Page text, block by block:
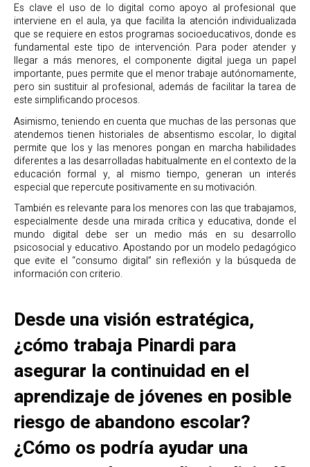
Es clave el uso de lo digital como apoyo al profesional que
interviene en el aula, ya que facilita la atención individualizada
que se requiere en estos programas socioeducativos, donde es
fundamental este tipo de intervención. Para poder atender y
llegar a más menores, el componente digital juega un papel
importante, pues permite que el menor trabaje autónomamente,
pero sin sustituir al profesional, además de facilitar la tarea de
este simplificando procesos.
Asimismo, teniendo en cuenta que muchas de las personas que
atendemos tienen historiales de absentismo escolar, lo digital
permite que los y las menores pongan en marcha habilidades
diferentes a las desarrolladas habitualmente en el contexto de la
educación formal y, al mismo tiempo, generan un interés
especial que repercute positivamente en su motivación.
También es relevante para los menores con las que trabajamos,
especialmente desde una mirada crítica y educativa, donde el
mundo digital debe ser un medio más en su desarrollo
psicosocial y educativo. Apostando por un modelo pedagógico
que evite el “consumo digital” sin reflexión y la búsqueda de
información con criterio.
Desde una visión estratégica,
¿cómo trabaja Pinardi para
asegurar la continuidad en el
aprendizaje de jóvenes en posible
riesgo de abandono escolar?
¿Cómo os podría ayudar una